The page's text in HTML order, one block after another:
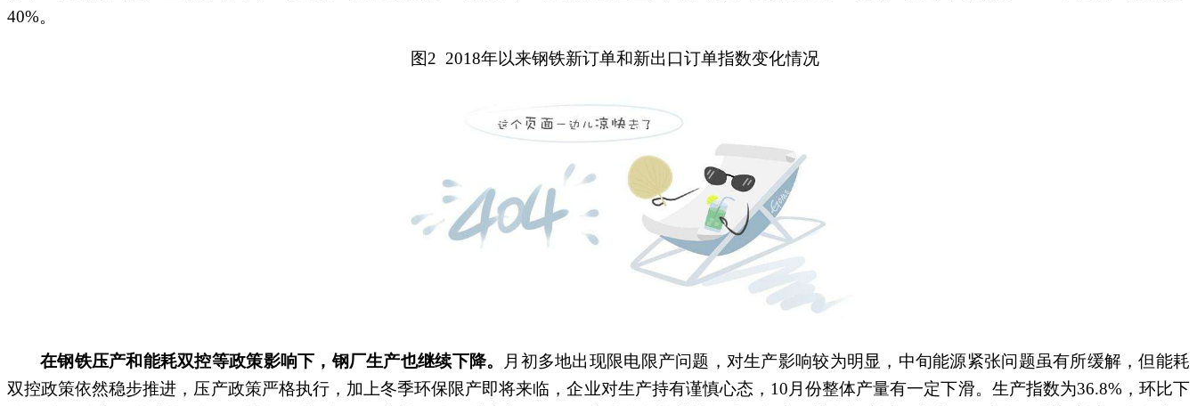
40%。
图2 2018年以来钢铁新订单和新出口订单指数变化情况
在钢铁压产和能耗双控等政策影响下，钢厂生产也继续下降。
月初多地出现限电限产问题，对生产影响较为明显，中旬能源紧张问题虽有所缓解，但能耗
双控政策依然稳步推进，压产政策严格执行，加上冬季环保限产即将来临，企业对生产持有谨慎心态，10月份整体产量有一定下滑。生产指数为36.8%，环比下